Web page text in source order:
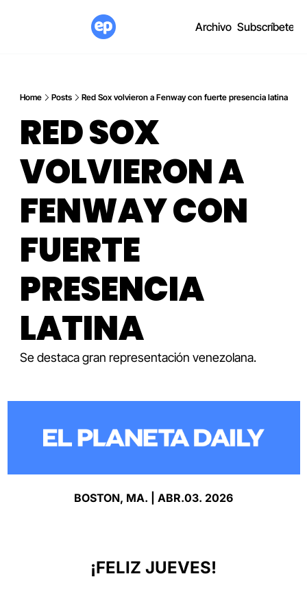
Archivo Subscríbete
Home Posts Red Sox volvieron a Fenway con fuerte presencia latina
RED SOX
VOLVIERON A
FENWAY CON
FUERTE
PRESENCIA
LATINA
Se destaca gran representación venezolana.
BOSTON, MA. | ABR.03. 2026
¡FELIZ JUEVES!